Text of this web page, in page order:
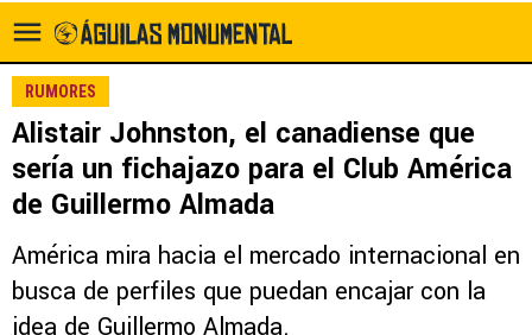
RUMORES
Alistair Johnston, el canadiense que
sería un fichajazo para el Club América
de Guillermo Almada
América mira hacia el mercado internacional en
busca de perfiles que puedan encajar con la
idea de Guillermo Almada.